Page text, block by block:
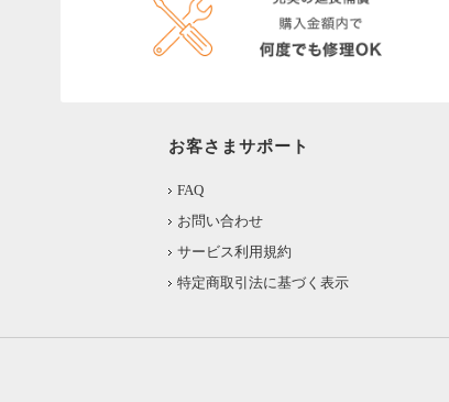
お客さまサポート
FAQ
お問い合わせ
サービス利用規約
特定商取引法に基づく表示